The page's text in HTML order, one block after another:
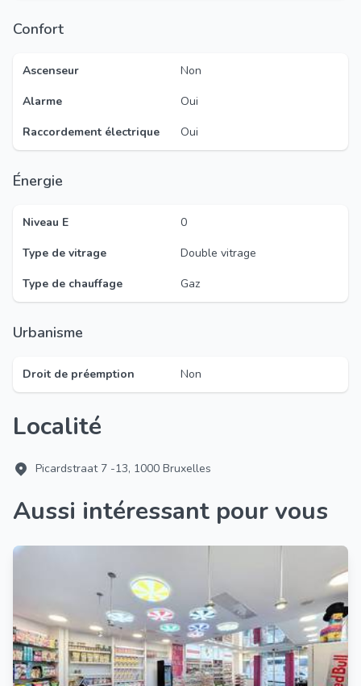
Confort
Ascenseur
Non
Alarme
Oui
Raccordement électrique
Oui
Énergie
Niveau E
0
Type de vitrage
Double vitrage
Type de chauffage
Gaz
Urbanisme
Droit de préemption Non
Localité
Picardstraat 7 -13, 1000 Bruxelles
Aussi intéressant pour vous